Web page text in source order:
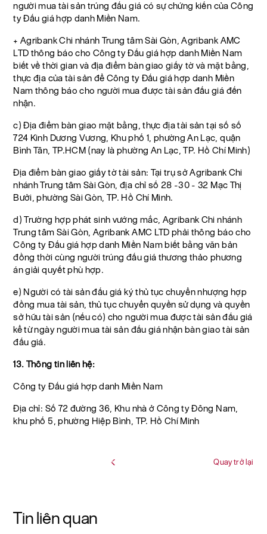
người mua tài sản trúng đấu giá có sự chứng kiến của Công
ty Đấu giá hợp danh Miền Nam.
+ Agribank Chi nhánh Trung tâm Sài Gòn, Agribank AMC
LTD thông báo cho Công ty Đấu giá hợp danh Miền Nam
biết về thời gian và địa điểm bàn giao giấy tờ và mặt bằng,
thực địa của tài sản để Công ty Đấu giá hợp danh Miền
Nam thông báo cho người mua được tài sản đấu giá đến
nhận.
c) Địa điểm bàn giao mặt bằng, thực địa tài sản tại số số
724 Kinh Dương Vương, Khu phố 1, phường An Lạc, quận
Bình Tân, TP.HCM (nay là phường An Lạc, TP. Hồ Chí Minh)
Địa điểm bàn giao giấy tờ tài sản: Tại trụ sở Agribank Chi
nhánh Trung tâm Sài Gòn, địa chỉ số 28 -30 - 32 Mạc Thị
Bưởi, phường Sài Gòn, TP. Hồ Chí Minh.
d) Trường hợp phát sinh vướng mắc, Agribank Chi nhánh
Trung tâm Sài Gòn, Agribank AMC LTD phải thông báo cho
Công ty Đấu giá hợp danh Miền Nam biết bằng văn bản
đồng thời cùng người trúng đấu giá thương thảo phương
án giải quyết phù hợp.
e) Người có tài sản đấu giá ký thủ tục chuyển nhượng hợp
đồng mua tài sản, thủ tục chuyển quyền sử dụng và quyền
sở hữu tài sản (nếu có) cho người mua được tài sản đấu giá
kể từ ngày người mua tài sản đấu giá nhận bàn giao tài sản
đấu giá.
13. Thông tin liên hệ:
Công ty Đấu giá hợp danh Miền Nam
Địa chỉ: Số 72 đường 36, Khu nhà ở Công ty Đông Nam,
khu phố 5, phường Hiệp Bình, TP. Hồ Chí Minh
Quay trở lại
Tin liên quan